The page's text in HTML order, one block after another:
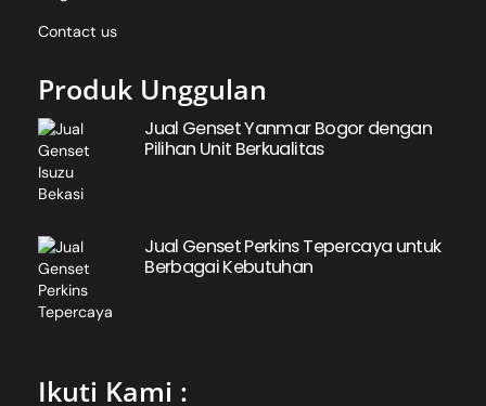
Contact us
Produk Unggulan
Jual Genset Yanmar Bogor dengan
Pilihan Unit Berkualitas
Jual Genset Perkins Tepercaya untuk
Berbagai Kebutuhan
Ikuti Kami :